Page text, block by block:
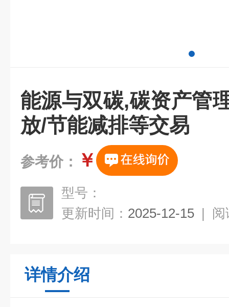
能源与双碳,碳资产管
放/节能减排等交易
参考价： ￥
型号：
更新时间： 2025-12-15 | 阅
详情介绍